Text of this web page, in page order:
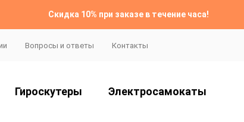
Скидка 10% при заказе в течение часа!
Вопросы и ответы Контакты
Гироскутеры Электросамокаты